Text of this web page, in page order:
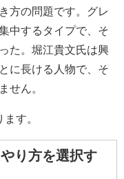
方の問題です。グレ
中するタイプで、そ
た。堀江貴文氏は興
に長ける人物で、そ
せん。
す。
り方を選択す